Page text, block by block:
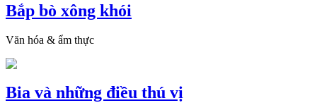
Bắp bò xông khói
Văn hóa & ẩm thực
Bia và những điều thú vị